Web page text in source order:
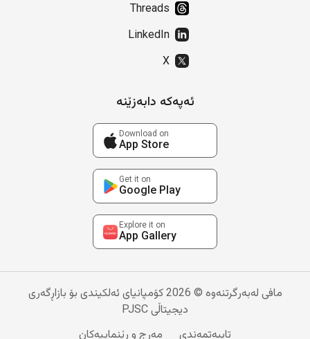
Threads
LinkedIn
X
ئەپەکە دابەزێنە
Download on
App Store
Get it on
Google Play
Explore it on
App Gallery
مافی لەبەرگرتنەوە © 2026 کۆمپانیای ئەلکیندی بۆ بازاڕگەری
دیجیتاڵی PJSC
تایبەتمەندی
مەرج و ڕێنماییەکان